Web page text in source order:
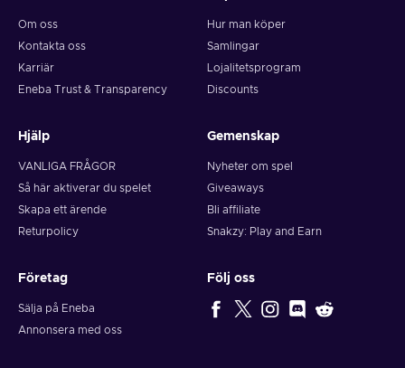
Om oss
Kontakta oss
Karriär
Eneba Trust & Transparency
Hur man köper
Samlingar
Lojalitetsprogram
Discounts
Hjälp
VANLIGA FRÅGOR
Så här aktiverar du spelet
Skapa ett ärende
Returpolicy
Gemenskap
Nyheter om spel
Giveaways
Bli affiliate
Snakzy: Play and Earn
Företag
Sälja på Eneba
Annonsera med oss
Följ oss